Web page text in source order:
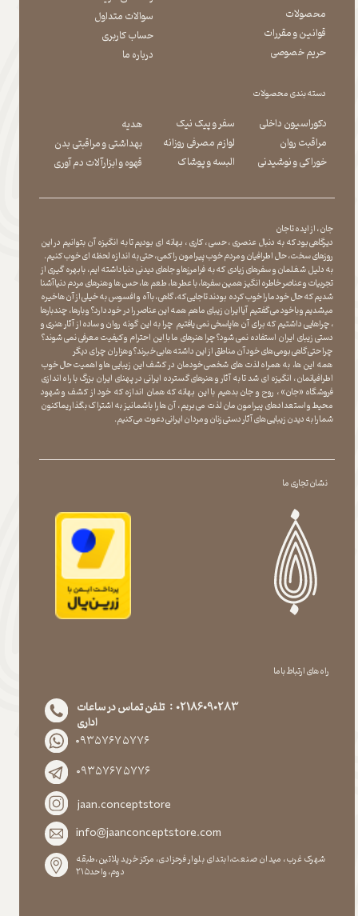
دسته بندی محصولات
محصولات
قوانین و مقررات
حریم خصوصی
سوالات متداول
حساب کاربری
درباره ما
دکوراسیون داخلی
مراقبت روان
​​​​​​​خوراکی و نوشیدنی
سفر و پیک نیک
لوازم مصرفی روزانه
​​​​​​​البسه و پوشاک
هدیه
بهداشتی و مراقبتی بدن
​​​​​​​قهوه و ابزارآلات دم آوری
نشان تجاری ما
جان ، از ایده تا جان
دیرگاهی بود که به دنبال عنصری ، حسی ، کاری ، بهانه ای بودیم تا به انگیزه آن بتوانیم در این
روزهای سخت ، حال اطرافیان و مردم خوب پیرامون را کمی ، حتی به اندازه لحظه ای خوب کنیم.
به دلیل شغلمان و سفرهای زیادی که به فرامرزها و جاهای دیدنی دنیا داشته ایم، با بهره گیری از
تجربیات و عناصر خاطره انگیز همین سفرها ، با عطر ها ، طعم ها ، حس ها و هنرهای مردم دنیا آشنا
شدیم که حال خود ما را خوب کرده بودند تا جایی که، گاهی ، با آه و افسوس به خیلی از آن ها خیره
میشدیم و با خود می گفتیم آیا ایران زیبای ما هم همه این عناصر را در خود دارد؟ و بارها ، چندبارها
، چراهایی داشتیم که برای آن ها پاسخی نمی یافتیم چرا به این گونه روان و ساده از آثار هنری و
دستی زیبای ایران استفاده نمی شود؟چرا هنرهای ما با این احترام و کیفیت معرفی نمی شوند؟
چرا حتی گاهی بومی های خود آن مناطق از این داشته ها بی خبرند؟و هزاران چرای دیگر
​​​​​​​ همه این ها، به همراه لذت های شخصی خودمان در کشف این زیبایی ها و اهمیت حال خوب
اطرافیانمان ، انگیزه ای شد تا به آثار و هنرهای گسترده ایرانی در پهنای ایران بزرگ با راه اندازی
فروشگاه «جان» ، روح و جان بدهیم با این بهانه که همان اندازه که خود از کشف و شهود
محیط و استعدادهای پیرامون مان لذت می بریم ، آن ها را با شما نیز به اشتراک بگذاریماکنون
شما را به دیدن زیبایی های آثار دستی زنان و مردان ایرانی دعوت می کنیم.
راه های ارتباط با ما
02186090283 : تلفن تماس در ساعات
اداری
۰۹۳۵۷۶۷۵۷۷۶
۰۹۳۵۷۶۷۵۷۷۶
jaan.conceptstore
info@jaanconceptstore.com
شهرک غرب، میدان صنعت،ابتدای بلوار فرحزادی، مرکز خرید پلاتین،طبقه
دوم،واحد۲۱۵